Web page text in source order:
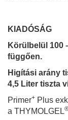
KIADÓSÁG
Körülbelül 100
függően.
Higítási arány
4,5 Liter tiszta
Primer+ Plus
a THYMOLGEL